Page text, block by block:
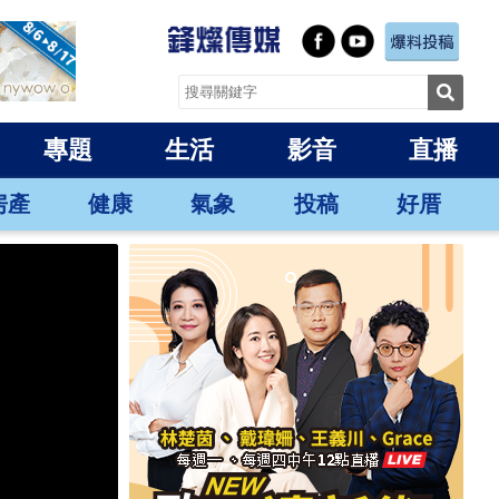
專題 生活 影音 直播
產 健康 氣象 投稿 好厝